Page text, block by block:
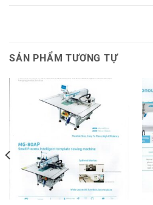
SẢN PHẨM TƯƠNG TỰ